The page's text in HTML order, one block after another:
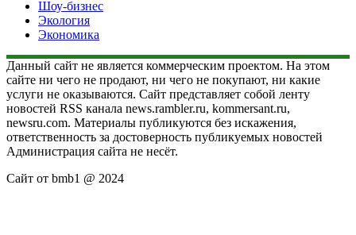
Шоу-бизнес
Экология
Экономика
Данный сайт не является коммерческим проектом. На этом
сайте ни чего не продают, ни чего не покупают, ни какие
услуги не оказываются. Сайт представляет собой ленту
новостей RSS канала news.rambler.ru, kommersant.ru,
newsru.com. Материалы публикуются без искажения,
ответственность за достоверность публикуемых новостей
Администрация сайта не несёт.
Сайт от bmb1 @ 2024